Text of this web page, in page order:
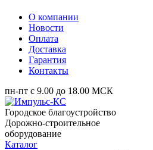
О компании
Новости
Оплата
Доставка
Гарантия
Контакты
пн-пт с 9.00 до 18.00 МСК
Городское благоустройство
Дорожно-строительное
оборудование
Каталог